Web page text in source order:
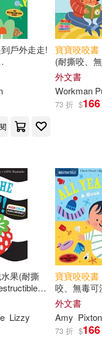
到戶外走走!
Go
寶寶咬咬書
(耐撕咬、
洗
the Library
外文書
Workman
73 折 $166
水果(耐撕
Proof -
- 100
Lizzy
寶寶咬咬書
咬、無毒可
Baby All
外文書
Amy Pixton
73 折 $166